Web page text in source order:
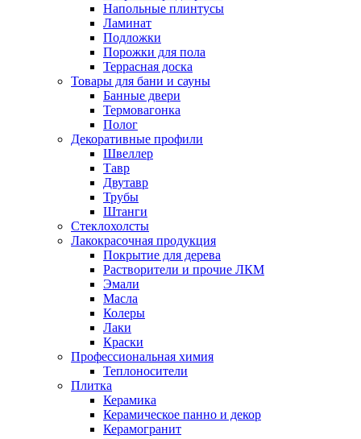
Напольные плинтусы
Ламинат
Подложки
Порожки для пола
Террасная доска
Товары для бани и сауны
Банные двери
Термовагонка
Полог
Декоративные профили
Швеллер
Тавр
Двутавр
Трубы
Штанги
Стеклохолсты
Лакокрасочная продукция
Покрытие для дерева
Растворители и прочие ЛКМ
Эмали
Масла
Колеры
Лаки
Краски
Профессиональная химия
Теплоносители
Плитка
Керамика
Керамическое панно и декор
Керамогранит